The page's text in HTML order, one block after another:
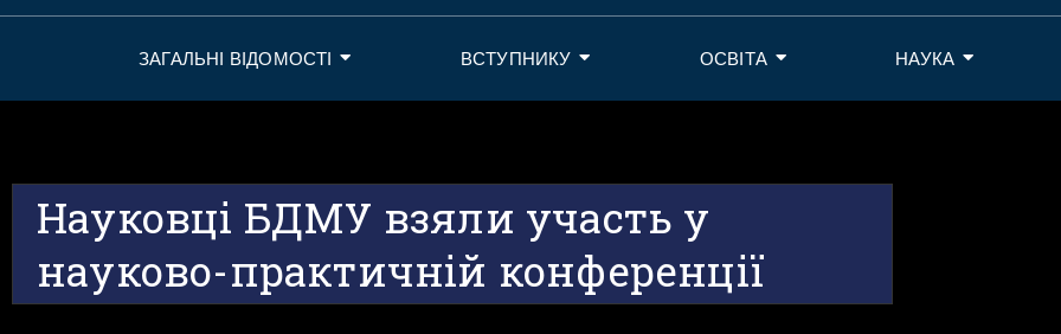
ЗАГАЛЬНІ ВІДОМОСТІ ВСТУПНИКУ ОСВІТА НАУКА
Науковці БДМУ взяли участь у
науково-практичній конференції